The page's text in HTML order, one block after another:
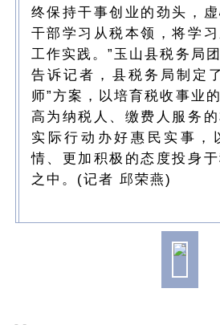
终保持干事创业的劲头，
干部学习从税本领，将学
工作实践。”玉山县税务局
告诉记者，县税务局制定
师”方案，以培育税收事业
高为纳税人、缴费人服务
实际行动办好惠民实事，
情、更加积极的态度投身
之中。(记者 邱荣燕)